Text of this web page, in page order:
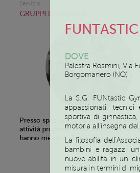
DOVE
Palestra Rosmini, Via
Borgomanero (NO)
La S.G. FUNtastic
appassionati,
sportiva di
motoria all’insegna
La filosofia
bambini e ragazzi
nuove abilità in un
misura in termini di
Servizio
GRUPPI DI PAROLA
Presso spazi adeguati allo
attività proposte ai bambini che i tre
hanno messo a disposizione.